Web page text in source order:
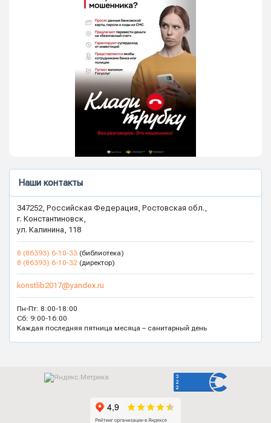
Наши контакты
347252, Российская Федерация, Ростовская обл.,
г. Константиновск,
ул. Калинина, 118
8 (86393) 6-10-33 (библиотека)
8 (86393) 6-10-32 (директор)
konstlib2017@yandex.ru
Пн-Пт: 8:00-18:00
Сб: 9:00-16:00
Каждая последняя пятница месяца – санитарный день